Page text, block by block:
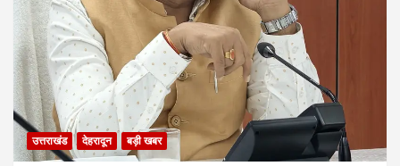
उत्तराखंड देहरादून बड़ी खबर